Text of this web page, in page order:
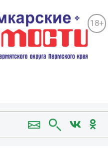
18+